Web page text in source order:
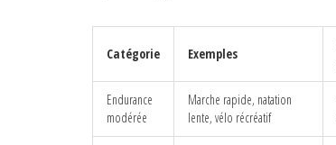
Catégorie Exemples
Endurance
modérée
Marche rapide, natation
lente, vélo récréatif